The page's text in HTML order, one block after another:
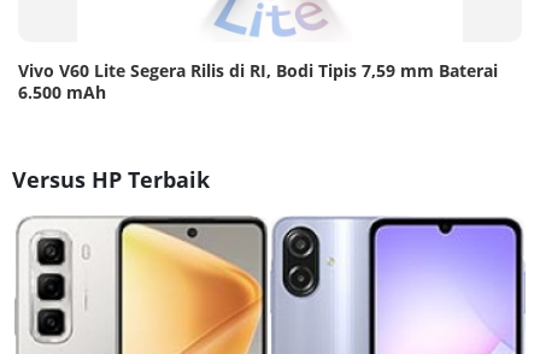
Vivo V60 Lite Segera Rilis di RI, Bodi Tipis 7,59 mm Baterai
6.500 mAh
Versus HP Terbaik